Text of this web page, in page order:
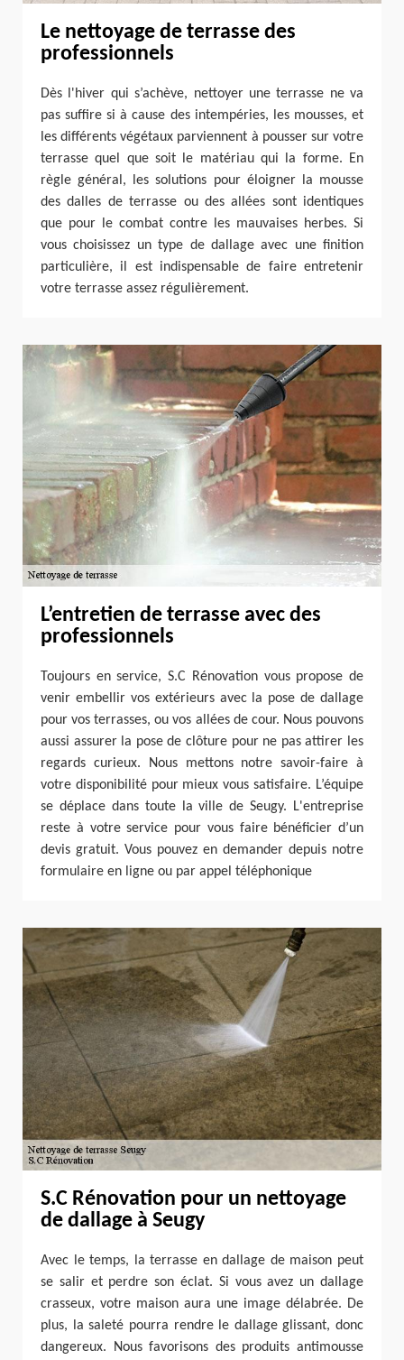
Le nettoyage de terrasse des
professionnels
Dès l'hiver qui s’achève, nettoyer une terrasse ne va
pas suffire si à cause des intempéries, les mousses, et
les différents végétaux parviennent à pousser sur votre
terrasse quel que soit le matériau qui la forme. En
règle général, les solutions pour éloigner la mousse
des dalles de terrasse ou des allées sont identiques
que pour le combat contre les mauvaises herbes. Si
vous choisissez un type de dallage avec une finition
particulière, il est indispensable de faire entretenir
votre terrasse assez régulièrement.
L’entretien de terrasse avec des
professionnels
Toujours en service, S.C Rénovation vous propose de
venir embellir vos extérieurs avec la pose de dallage
pour vos terrasses, ou vos allées de cour. Nous pouvons
aussi assurer la pose de clôture pour ne pas attirer les
regards curieux. Nous mettons notre savoir-faire à
votre disponibilité pour mieux vous satisfaire. L’équipe
se déplace dans toute la ville de Seugy. L'entreprise
reste à votre service pour vous faire bénéficier d’un
devis gratuit. Vous pouvez en demander depuis notre
formulaire en ligne ou par appel téléphonique
S.C Rénovation pour un nettoyage
de dallage à Seugy
Avec le temps, la terrasse en dallage de maison peut
se salir et perdre son éclat. Si vous avez un dallage
crasseux, votre maison aura une image délabrée. De
plus, la saleté pourra rendre le dallage glissant, donc
dangereux. Nous favorisons des produits antimousse